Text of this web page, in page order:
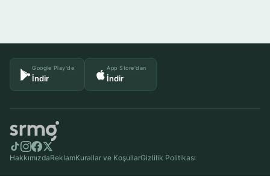
Google Play'de
İndir
App Store'dan
İndir
HakkımızdaReklamKurallar ve KoşullarGizlilik Politikası